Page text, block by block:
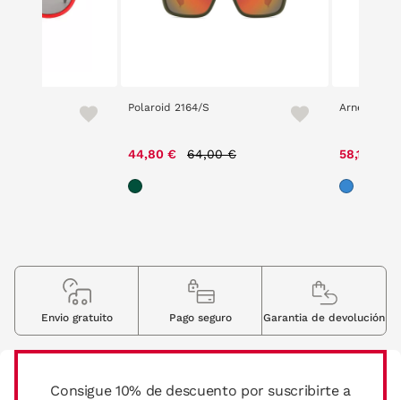
Polaroid 2164/S
44,80 € 64,00 €
Arnette
58,10 €
Consigue 10% de descuento por suscribirte a
Envio gratuito Pago seguro Garantia de devolución